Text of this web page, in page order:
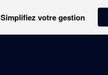
Simplifiez votre gestion